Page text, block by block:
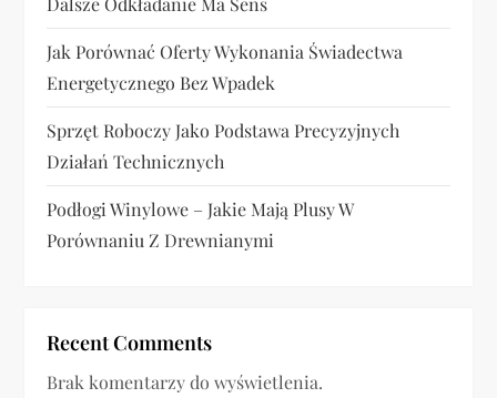
Jak Porównać Oferty Wykonania Świadectwa
Energetycznego Bez Wpadek
Sprzęt Roboczy Jako Podstawa Precyzyjnych
Działań Technicznych
Podłogi Winylowe – Jakie Mają Plusy W
Porównaniu Z Drewnianymi
Recent Comments
Brak komentarzy do wyświetlenia.